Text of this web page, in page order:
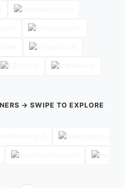
→ SWIPE TO EXPLORE